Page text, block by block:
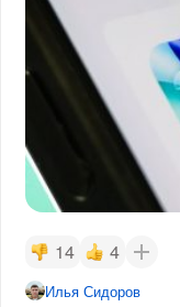
14 4
Илья Сидоров